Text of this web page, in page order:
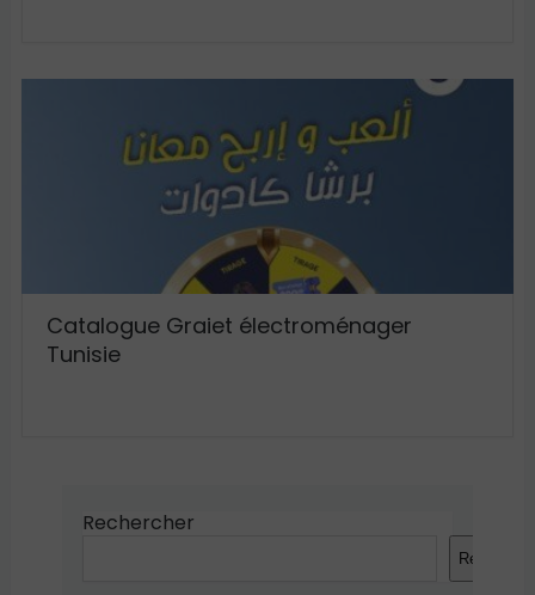
Catalogue Graiet électroménager
Tunisie
Rechercher